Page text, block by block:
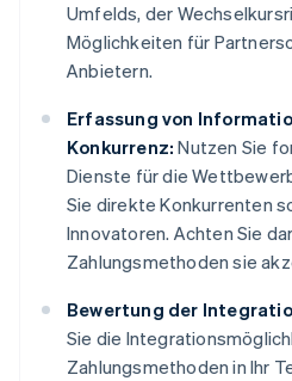
Umfelds, der
Möglichkeiten für
Anbietern.
Erfassung von
Konkurrenz: Nutzen Sie
Dienste für die
Sie direkte Konkurrenten
Innovatoren. Achten Sie
Zahlungsmethoden sie
Bewertung der
Sie die
Zahlungsmethoden in Ihr